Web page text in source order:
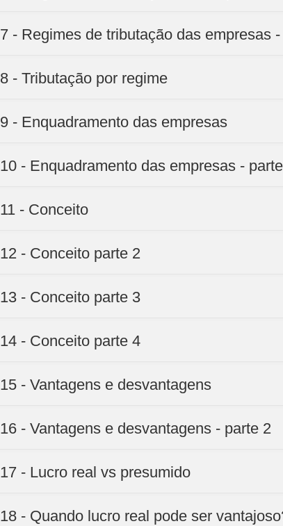
7 - Regimes de tributação das empresas
8 - Tributação por regime
9 - Enquadramento das empresas
10 - Enquadramento das empresas -
11 - Conceito
12 - Conceito parte 2
13 - Conceito parte 3
14 - Conceito parte 4
15 - Vantagens e desvantagens
16 - Vantagens e desvantagens - parte 2
17 - Lucro real vs presumido
18 - Quando lucro real pode ser